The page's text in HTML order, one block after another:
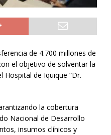
de 4.700 millones de
el objetivo de solventar la
de Iquique “Dr.
la cobertura
Nacional de Desarrollo
insumos clínicos y